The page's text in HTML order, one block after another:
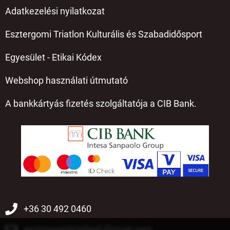
Adatkezelési nyilatkozat
Esztergomi Triatlon Kulturális és Szabadidősport
Egyesület - Etikai Kódex
Webshop használati útmutató
A bankkártyás fizetés szolgáltatója a CIB Bank.
+36 30 492 0460